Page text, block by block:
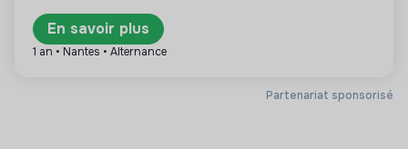
Partenariat sponsorisé
En savoir plus
1 an • Nantes • Alternance